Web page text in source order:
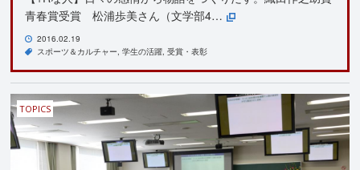
青春賞受賞 松浦歩美さん（文学部4…
2016.02.19
スポーツ＆カルチャー 学生の活躍 受賞・表彰
TOPICS